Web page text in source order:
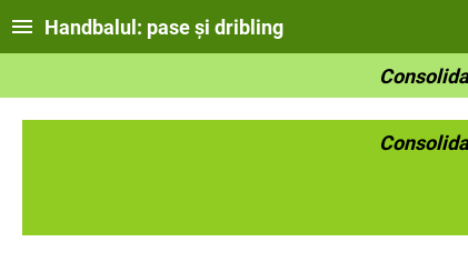
Handbalul: pase și dribling